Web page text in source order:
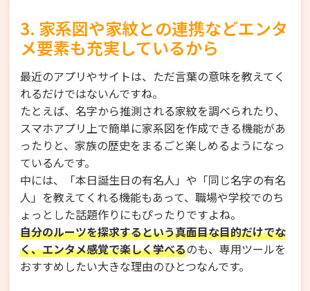
3. 家系図や家紋との連携などエンタ
メ要素も充実しているから
最近のアプリやサイトは、ただ言葉の意味を教えてく
れるだけではないんですね。
たとえば、名字から推測される家紋を調べられたり、
スマホアプリ上で簡単に家系図を作成できる機能があ
ったりと、家族の歴史をまるごと楽しめるようになっ
ているんです。
中には、「本日誕生日の有名人」や「同じ名字の有名
人」を教えてくれる機能もあって、職場や学校でのち
ょっとした話題作りにもぴったりですよね。
自分のルーツを探求するという真面目な目的だけでな
く、エンタメ感覚で楽しく学べるのも、専用ツールを
おすすめしたい大きな理由のひとつなんです。